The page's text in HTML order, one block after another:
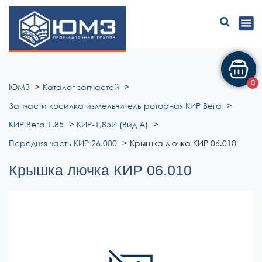
ЮМЗ
ЮМЗ
Каталог запчастей
Запчасти косилка измельчитель роторная КИР Вега
КИР Вега 1.85
КИР-1,85И (Вид А)
Передняя часть КИР 26.000
Крышка лючка КИР 06.010
Крышка лючка КИР 06.010
0